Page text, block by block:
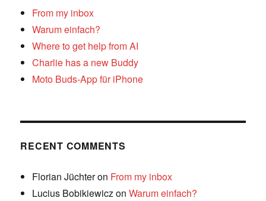
From my inbox
Warum einfach?
Where to get help from AI
Charlie has a new Buddy
Moto Buds-App für iPhone
RECENT COMMENTS
Florian Jüchteron From my inbox
Lucius BobikiewiczonWarum einfach?